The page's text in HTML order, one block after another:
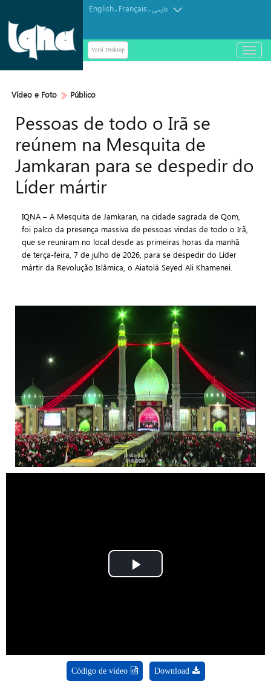
English. Français.فارسی
Versi Desktop
باز
و
Vídeo e Foto Público
Pessoas de todo o Irã se
reúnem na Mesquita de
Jamkaran para se despedir do
Líder mártir
IQNA – A Mesquita de Jamkaran, na cidade sagrada de Qom,
foi palco da presença massiva de pessoas vindas de todo o Irã,
que se reuniram no local desde as primeiras horas da manhã
de terça-feira, 7 de julho de 2026, para se despedir do Líder
mártir da Revolução Islâmica, o Aiatolá Seyed Ali Khamenei.
Play
Código de vídeo Download